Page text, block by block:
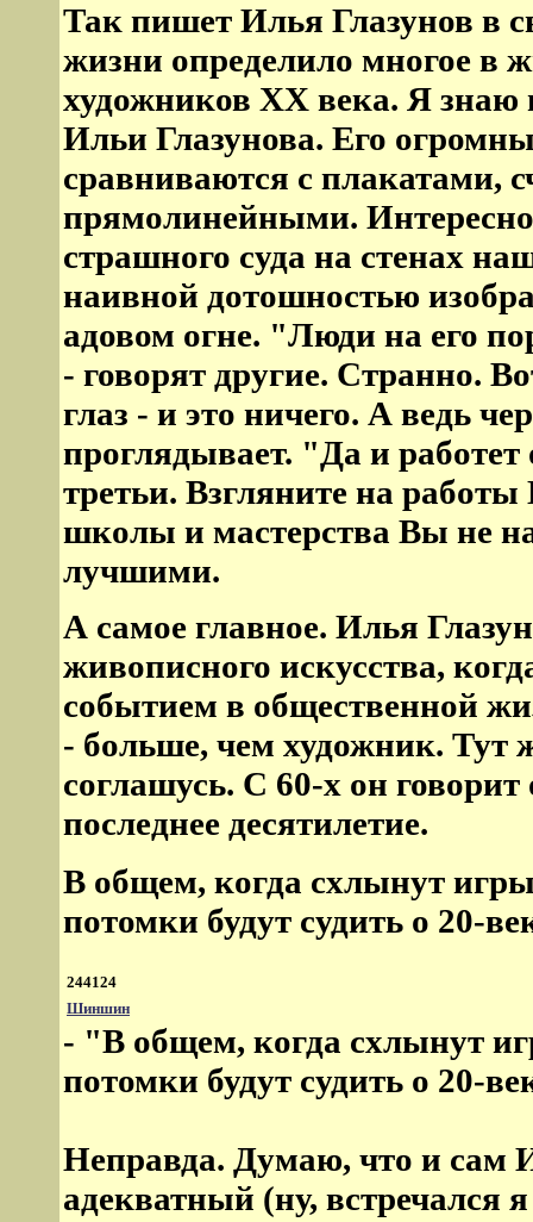
Так пишет Илья Глазунов в
жизни определило многое в
художников XX века. Я
Ильи Глазунова. Его
сравниваются с плакатами,
прямолинейными.
страшного суда на стенах
наивной дотошностью
адовом огне. "Люди на его
- говорят другие. Странно.
глаз - и это ничего. А ведь
проглядывает. "Да и работет
третьи. Взгляните на работы
школы и мастерства Вы не
лучшими.
А самое главное. Илья
живописного искусства,
событием в общественной
- больше, чем художник.
соглашусь. С 60-х он
последнее десятилетие.
В общем, когда схлынут
потомки будут судить о 20-
244124
Шиншин
- "В общем, когда схлынут
потомки будут судить о 20-
Неправда. Думаю, что и сам
адекватный (ну, встречался